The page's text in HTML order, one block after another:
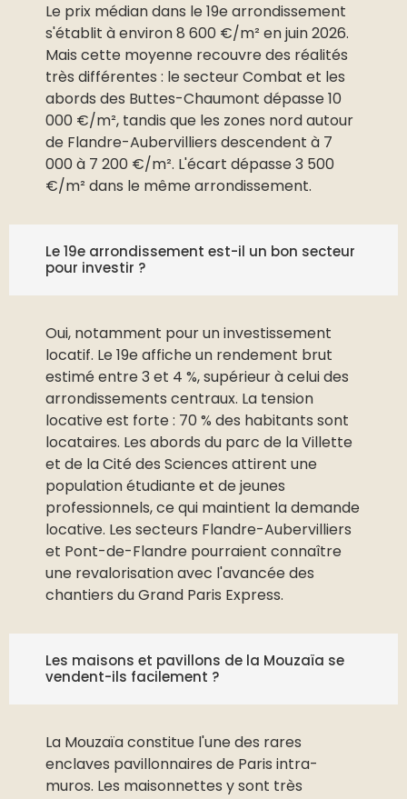
Le prix médian dans le 19e arrondissement
s'établit à environ 8 600 €/m² en juin 2026.
Mais cette moyenne recouvre des réalités
très différentes : le secteur Combat et les
abords des Buttes-Chaumont dépasse 10
000 €/m², tandis que les zones nord autour
de Flandre-Aubervilliers descendent à 7
000 à 7 200 €/m². L'écart dépasse 3 500
€/m² dans le même arrondissement.
Le 19e arrondissement est-il un bon secteur
pour investir ?
Oui, notamment pour un investissement
locatif. Le 19e affiche un rendement brut
estimé entre 3 et 4 %, supérieur à celui des
arrondissements centraux. La tension
locative est forte : 70 % des habitants sont
locataires. Les abords du parc de la Villette
et de la Cité des Sciences attirent une
population étudiante et de jeunes
professionnels, ce qui maintient la demande
locative. Les secteurs Flandre-Aubervilliers
et Pont-de-Flandre pourraient connaître
une revalorisation avec l'avancée des
chantiers du Grand Paris Express.
Les maisons et pavillons de la Mouzaïa se
vendent-ils facilement ?
La Mouzaïa constitue l'une des rares
enclaves pavillonnaires de Paris intra-
muros. Les maisonnettes y sont très